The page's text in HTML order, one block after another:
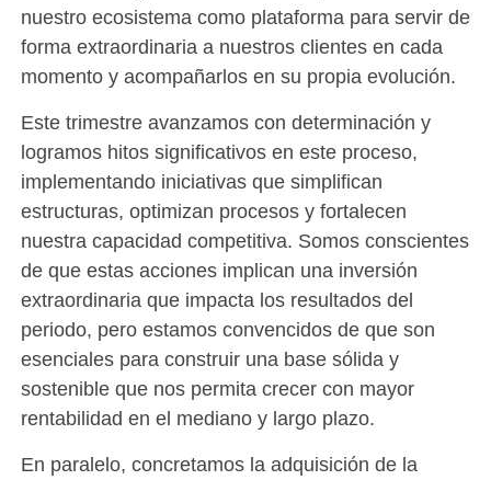
nuestro ecosistema como plataforma para servir de
forma extraordinaria a nuestros clientes en cada
momento y acompañarlos en su propia evolución.
Este trimestre avanzamos con determinación y
logramos hitos significativos en este proceso,
implementando iniciativas que simplifican
estructuras, optimizan procesos y fortalecen
nuestra capacidad competitiva. Somos conscientes
de que estas acciones implican una inversión
extraordinaria que impacta los resultados del
periodo, pero estamos convencidos de que son
esenciales para construir una base sólida y
sostenible que nos permita crecer con mayor
rentabilidad en el mediano y largo plazo.
En paralelo, concretamos la adquisición de la